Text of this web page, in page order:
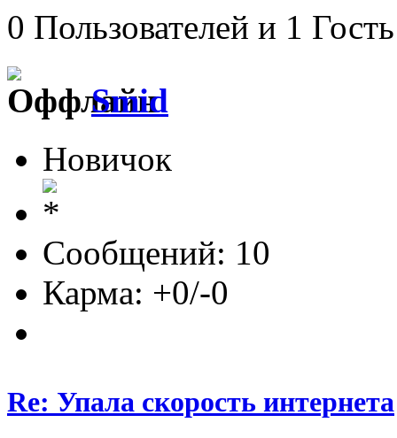
0 Пользователей и 1
Smid
Новичок
Сообщений: 10
Карма: +0/-0
Re: Упала скорость интернета